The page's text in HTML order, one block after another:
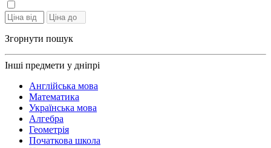
Згорнути пошук
Інші предмети у дніпрі
Англійська мова
Математика
Українська мова
Алгебра
Геометрія
Початкова школа